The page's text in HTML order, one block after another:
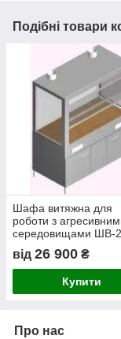
Подібні товари
Шафа витяжна для
роботи з
середовищами ШВ-
від 26 900 ₴
Купити
Про нас